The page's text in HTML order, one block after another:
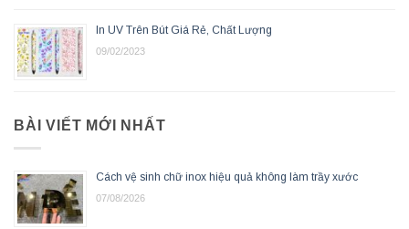
In UV Trên Bút Giá Rẻ, Chất Lượng
09/02/2023
BÀI VIẾT MỚI NHẤT
Cách vệ sinh chữ inox hiệu quả không làm trầy xước
07/08/2026